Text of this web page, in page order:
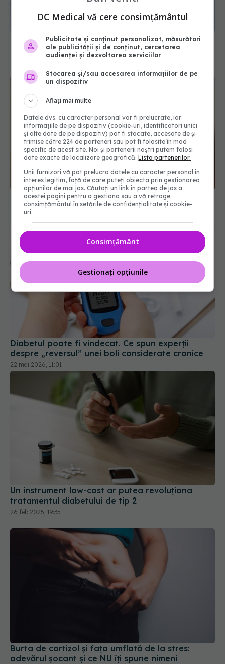
Ingredientul ascuns din alimentele procesate
care crește riscul de diabet
08 ian 2026, 08:54
7 greșeli mortale pe care le faci dacă ai diabet
30 dec 2025, 20:42
Diabetul poate fi vindecat. Ce spun experții
despre „reversul” unei boli considerate cronice
22 mai 2026, 11:01
Un instrument low-cost ar putea revoluționa
tratamentul diabetului de tip 2
26 feb 2025, 19:35
Burta de cortizol și fața umflată de la stres:
adevărul șocant și ce NU îți spune nimeni
DC Medical vă cere consimțământul
Publicitate și conținut personalizat, măsurători
ale publicității și de conținut, cercetarea
audienței și dezvoltarea serviciilor
Stocarea și/sau accesarea informațiilor de pe
un dispozitiv
Aflați mai multe
Datele dvs. cu caracter personal vor fi prelucrate, iar
informațiile de pe dispozitiv (cookie-uri, identificatori unici
și alte date de pe dispozitiv) pot fi stocate, accesate de și
trimise către 224 de parteneri sau pot fi folosite în mod
specific de acest site. Noi și partenerii noștri putem folosi
date exacte de localizare geografică.Lista partenerilor.
Unii furnizori vă pot prelucra datele cu caracter personal în
interes legitim, față de care puteți obiecta prin gestionarea
opțiunilor de mai jos. Căutați un link în partea de jos a
acestei pagini pentru a gestiona sau a vă retrage
consimțământul în setările de confidențialitate și cookie-
uri.
Consimțământ
Gestionați opțiunile